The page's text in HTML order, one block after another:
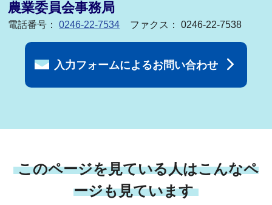
農業委員会事務局
電話番号：0246-22-7534 ファクス： 0246-22-7538
入力フォームによるお問い合わせ
このページを見ている人はこんなペ
ージも見ています